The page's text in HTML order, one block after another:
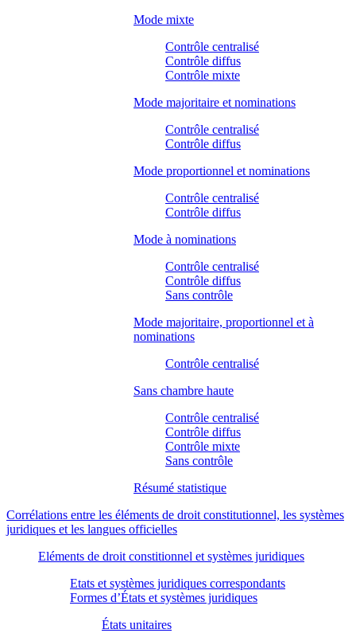
Mode mixte
Contrôle centralisé
Contrôle diffus
Contrôle mixte
Mode majoritaire et nominations
Contrôle centralisé
Contrôle diffus
Mode proportionnel et nominations
Contrôle centralisé
Contrôle diffus
Mode à nominations
Contrôle centralisé
Contrôle diffus
Sans contrôle
Mode majoritaire, proportionnel et à
nominations
Contrôle centralisé
Sans chambre haute
Contrôle centralisé
Contrôle diffus
Contrôle mixte
Sans contrôle
Résumé statistique
Corrélations entre les éléments de droit constitutionnel, les systèmes
juridiques et les langues officielles
Eléments de droit constitionnel et systèmes juridiques
Etats et systèmes juridiques correspondants
Formes d’États et systèmes juridiques
États unitaires